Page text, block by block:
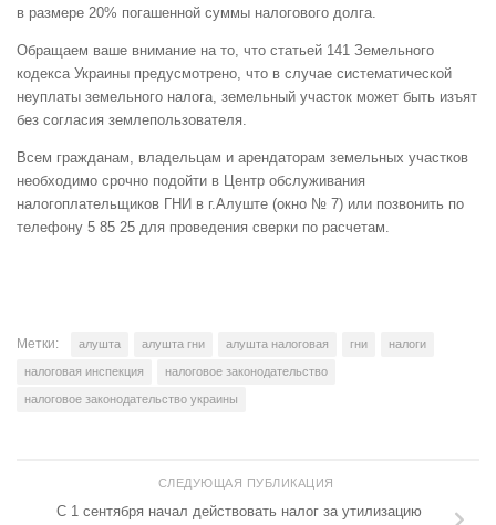
в размере 20% погашенной суммы налогового долга.
Обращаем ваше внимание на то, что статьей 141 Земельного
кодекса Украины предусмотрено, что в случае систематической
неуплаты земельного налога, земельный участок может быть изъят
без согласия землепользователя.
Всем гражданам, владельцам и арендаторам земельных участков
необходимо срочно подойти в Центр обслуживания
налогоплательщиков ГНИ в г.Алуште (окно № 7) или позвонить по
телефону 5 85 25 для проведения сверки по расчетам.
Метки: алушта алушта гни алушта налоговая гни налоги
налоговая инспекция налоговое законодательство
налоговое законодательство украины
СЛЕДУЮЩАЯ ПУБЛИКАЦИЯ
С 1 сентября начал действовать налог за утилизацию